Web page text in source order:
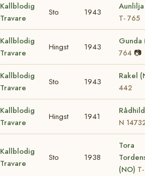
Kallblodig
Travare
Sto 1943
T- 765
Kallblodig
Travare
Hingst 1943
764 📷
Kallblodig
Travare
Sto 1943
Rakel
442
Kallblodig
Travare
Hingst 1941
N
Kallblodig
Travare
Sto 1938
Tora
(NO)